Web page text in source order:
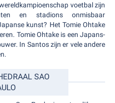
voetbal zijn
en stadions onmisbaar
kunst? Het Tomie Ohtake
Tomie Ohtake is een Japans-
In Santos zijn er vele andere
SAO